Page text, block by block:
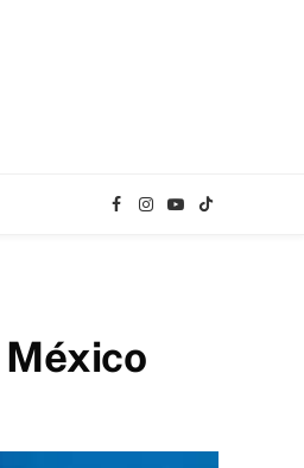
Facebook
Instagram
YouTube
TikTok